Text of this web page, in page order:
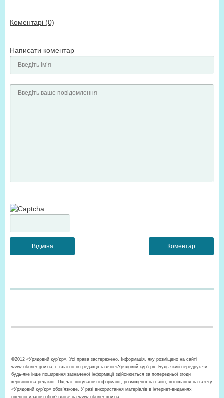
Коментарі (0)
Написати коментар
©2012 «Урядовий кур’єр». Усі права застережено. Інформація, яку розміщено на сайті
www.ukurier.gov.ua, є власністю редакції газети «Урядовий кур'єр». Будь-який передрук чи
будь-яке інше поширення зазначеної інформації здійснюється за попередньої згоди
керівництва редакції. Під час цитування інформації, розміщеної на сайті, посилання на газету
«Урядовий кур’єр» обов'язкове. У разі використання матеріалів в інтернет-виданнях